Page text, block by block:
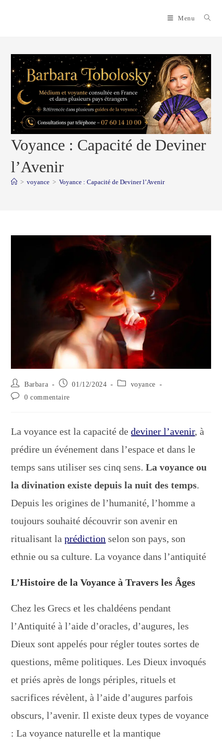
Menu
Voyance : Capacité de Deviner
l’Avenir
> voyance > Voyance : Capacité de Deviner l’Avenir
Auteur/autrice
de
la
Barbara
Publication
01/12/2024
Post
voyance
Commentaires
0 commentaire
La voyance est la capacité dedeviner l’avenir, à
prédire un événement dans l’espace et dans le
temps sans utiliser ses cinq sens.La voyance ou
la divination existe depuis la nuit des temps.
Depuis les origines de l’humanité, l’homme a
toujours souhaité découvrir son avenir en
ritualisant laprédiction selon son pays, son
ethnie ou sa culture. La voyance dans l’antiquité
L’Histoire de la Voyance à Travers les Âges
Chez les Grecs et les chaldéens pendant
l’Antiquité à l’aide d’oracles, d’augures, les
Dieux sont appelés pour régler toutes sortes de
questions, même politiques. Les Dieux invoqués
et priés après de longs périples, rituels et
sacrifices révèlent, à l’aide d’augures parfois
obscurs, l’avenir. Il existe deux types de voyance
: La voyance naturelle et la mantique